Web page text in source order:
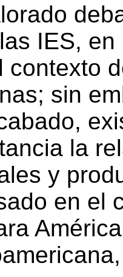
IES,
contexto
sin
la
y
en el